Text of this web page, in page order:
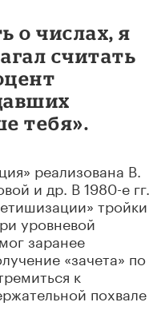
о числах, я
считать
тебя».
реализована В.
и др. В 1980-е гг.
тройки
уровневой
заранее
«зачета» по
к
похвале